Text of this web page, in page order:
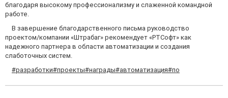
благодаря высокому профессионализму и слаженной командной
работе.
В завершение благодарственного письма руководство
проектом/компании «Штрабаг» рекомендует «РТСофт» как
надежного партнера в области автоматизации и создания
слаботочных систем.
#разработки#проекты#награды#автоматизация#по